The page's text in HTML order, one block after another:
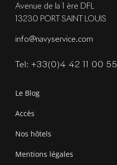
Avenue de la 1 ère DFL
13230 PORT SAINT LOUIS
info@navyservice.com
Tel: +33(0)4 42 11 00 55
Le Blog
Accès
Nos hôtels
Mentions légales